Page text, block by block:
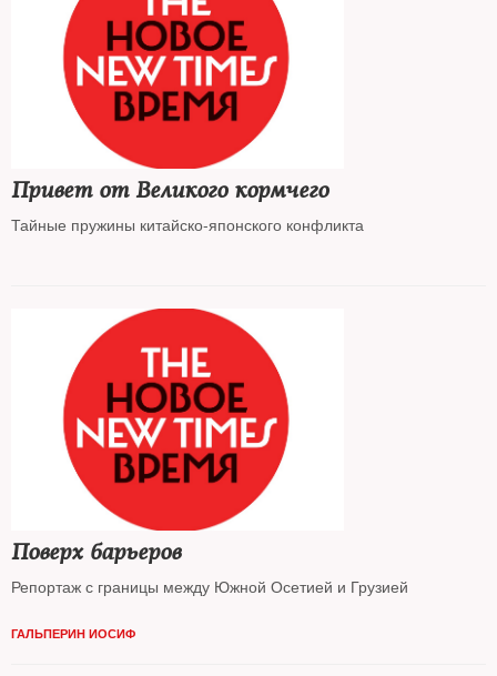
Привет от Великого кормчего
Тайные пружины китайско-японского конфликта
Поверх барьеров
Репортаж с границы между Южной Осетией и Грузией
ГАЛЬПЕРИН ИОСИФ